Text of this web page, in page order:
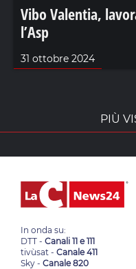
Vibo Valentia,
l’Asp
31 ottobre 2024
PIÙ
In onda su:
DTT - Canali 11 e 111
tivùsat - Canale 411
Sky - Canale 820